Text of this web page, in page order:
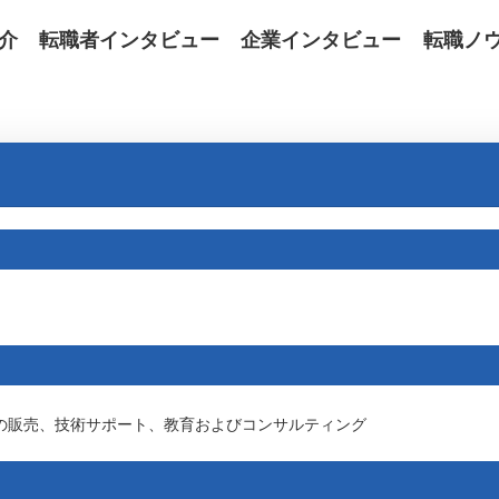
転職者インタビュー 企業インタビュー 転職ノ
売、技術サポート、教育およびコンサルティング